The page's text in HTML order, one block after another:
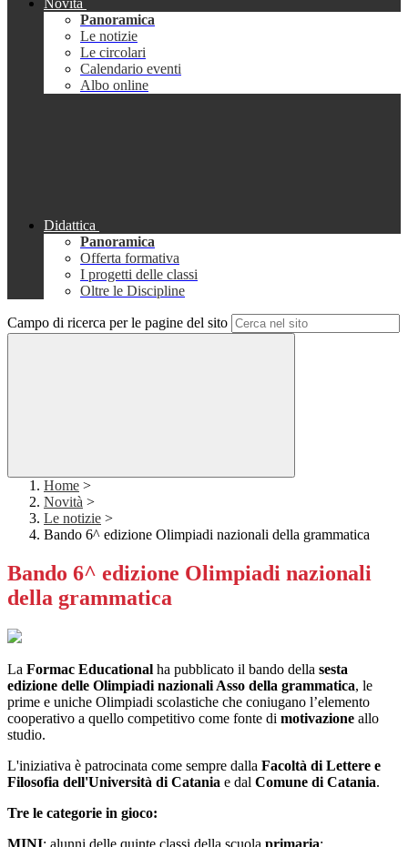
Novità
Panoramica
Le notizie
Le circolari
Calendario eventi
Albo online
Didattica
Panoramica
Offerta formativa
I progetti delle classi
Oltre le Discipline
Campo di ricerca per le pagine del sito
Home >
Novità >
Le notizie >
Bando 6^ edizione Olimpiadi nazionali della grammatica
Bando 6^ edizione Olimpiadi nazionali
della grammatica
La Formac Educational ha pubblicato il bando della sesta
edizione delle Olimpiadi nazionali Asso della grammatica, le
prime e uniche Olimpiadi scolastiche che coniugano l’elemento
cooperativo a quello competitivo come fonte di motivazione allo
studio.
L'iniziativa è patrocinata come sempre dalla Facoltà di Lettere e
Filosofia dell'Università di Catania e dal Comune di Catania.
Tre le categorie in gioco: